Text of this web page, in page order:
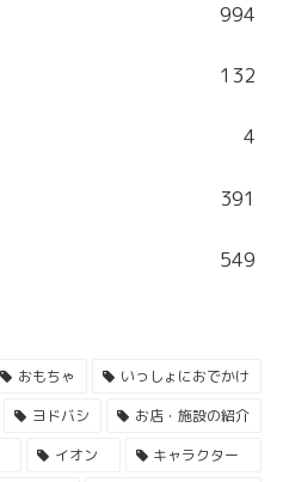
994
132
4
391
549
おもちゃ
いっしょにおでかけ
ヨドバシ
お店・施設の紹介
イオン
キャラクター